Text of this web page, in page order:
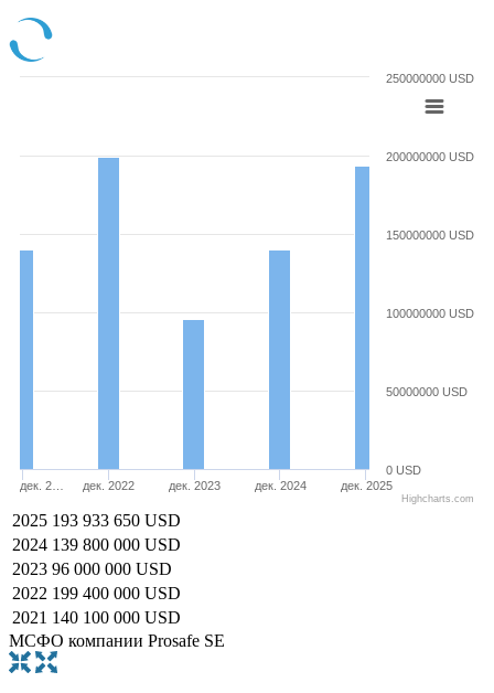
дек. 2… дек. 2022 дек. 2023 дек. 2024 дек. 2025
0 USD
50000000 USD
100000000 USD
150000000 USD
200000000 USD
250000000 USD
Highcharts.com
2025 193 933 650 USD
2024 139 800 000 USD
2023 96 000 000 USD
2022 199 400 000 USD
2021 140 100 000 USD
МСФО компании Prosafe SE